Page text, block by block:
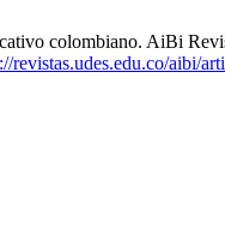
colombiano. AiBi
revistas.udes.edu.co/aibi/